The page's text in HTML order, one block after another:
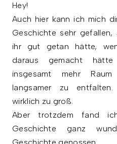
Hey!
Auch hier kann ich mich
Geschichte sehr
ihr gut getan hätte,
daraus gemacht
insgesamt mehr
langsamer zu
wirklich zu groß.
Aber trotzdem fand
Geschichte ganz